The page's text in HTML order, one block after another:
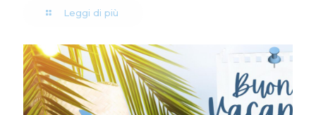
Leggi di più